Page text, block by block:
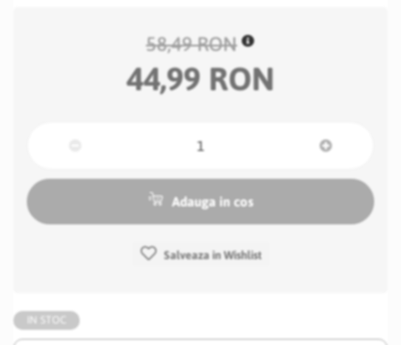
58,49 RON
44,99 RON
Adauga in cos
Salveaza in Wishlist